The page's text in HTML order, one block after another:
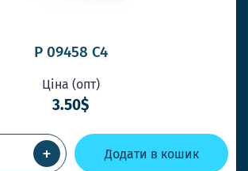
P 09458 C4
Ціна (опт)
3.50$
+ Додати в кошик